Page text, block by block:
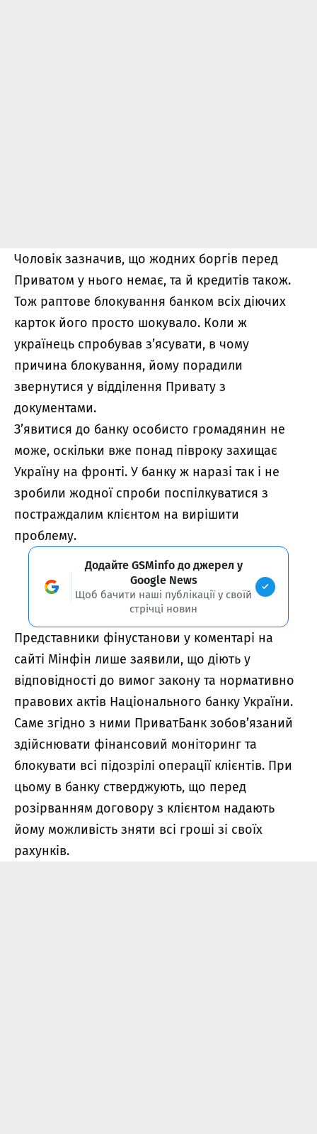
Чоловік зазначив, що жодних боргів перед
Приватом у нього немає, та й кредитів також.
Тож раптове блокування банком всіх діючих
карток його просто шокувало. Коли ж
українець спробував з’ясувати, в чому
причина блокування, йому порадили
звернутися у відділення Привату з
документами.
З’явитися до банку особисто громадянин не
може, оскільки вже понад півроку захищає
Україну на фронті. У банку ж наразі так і не
зробили жодної спроби поспілкуватися з
постраждалим клієнтом на вирішити
проблему.
Додайте GSMinfo до джерел у
Google News
Щоб бачити наші публікації у своїй
стрічці новин
Представники фінустанови у коментарі на
сайті Мінфін лише заявили, що діють у
відповідності до вимог закону та нормативно
правових актів Національного банку України.
Саме згідно з ними ПриватБанк зобов’язаний
здійснювати фінансовий моніторинг та
блокувати всі підозрілі операції клієнтів. При
цьому в банку стверджують, що перед
розірванням договору з клієнтом надають
йому можливість зняти всі гроші зі своїх
рахунків.